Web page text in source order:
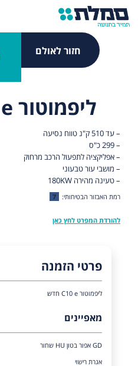
חזור לאולם
ליפמוטור C10 e חדש
– עד 510 ק"נ טווח נסיעה
– 299 כ"ס
– אפליקציה לתפעול הרכב מרחוק
– מושבי עור טבעוני
– טעינה מהירה 180KW
רמת האבזור הבטיחותי: 7
להורדת המפרט לחץ כאן
פרטי הזמנה
ליפמוטור C10 e חדש
מאפיינים
GD אפור בטון HU שחור
אגרת רישוי